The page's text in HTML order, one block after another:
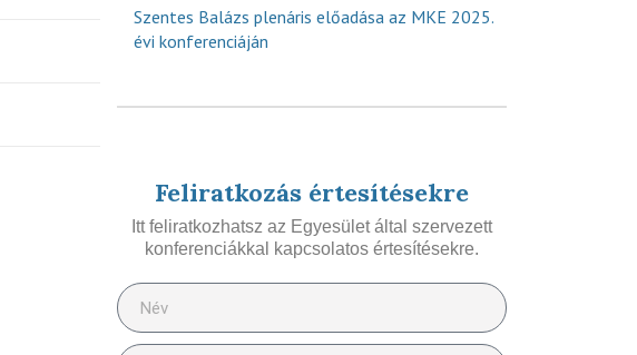
Szentes Balázs plenáris előadása az MKE 2025.
évi konferenciáján
Feliratkozás értesítésekre
Itt feliratkozhatsz az Egyesület által szervezett
konferenciákkal kapcsolatos értesítésekre.